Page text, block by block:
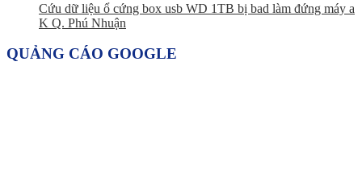
Cứu dữ liệu ổ cứng box usb WD 1TB bị bad làm đứng máy a
K Q. Phú Nhuận
QUẢNG CÁO GOOGLE